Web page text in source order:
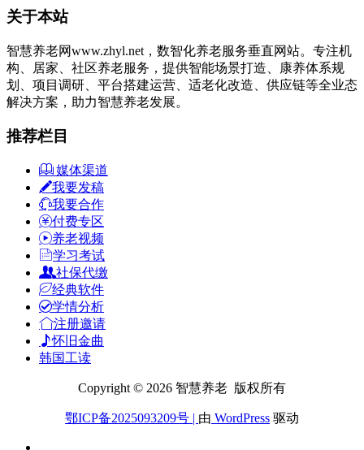
关于本站
智慧养老网www.zhyl.net，数智化养老服务垂直网站。专注机
构、居家、社区养老服务，提供智能场景打造、康养体系规
划、项目调研、平台搭建运营、适老化改造、供应链等全业态
解决方案，助力智慧养老发展。
推荐栏目
媒体渠道
我要发稿
我要合作
付费专区
养老视频
学习考试
社保代缴
经典软件
学情分析
注册邀请
怀旧金曲
韩国工读
Copyright © 2026 智慧养老 版权所有
鄂ICP备2025093209号 | 由 WordPress 驱动